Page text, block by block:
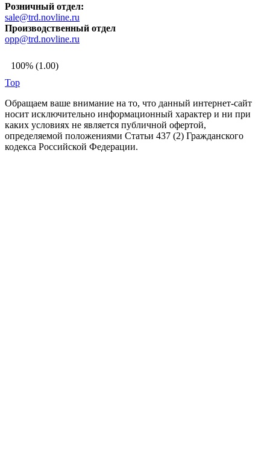
Розничный отдел:
sale@trd.novline.ru
Производственный отдел
opp@trd.novline.ru
100% (1.00)
Top
Обращаем ваше внимание на то, что данный интернет-сайт
носит исключительно информационный характер и ни при
каких условиях не является публичной офертой,
определяемой положениями Статьи 437 (2) Гражданского
кодекса Российской Федерации.